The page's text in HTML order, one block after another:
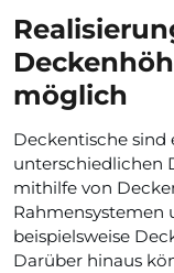
möglich
Deckentische sind
unterschiedlichen
mithilfe von
Rahmensystemen
beispielsweise
Darüber hinaus